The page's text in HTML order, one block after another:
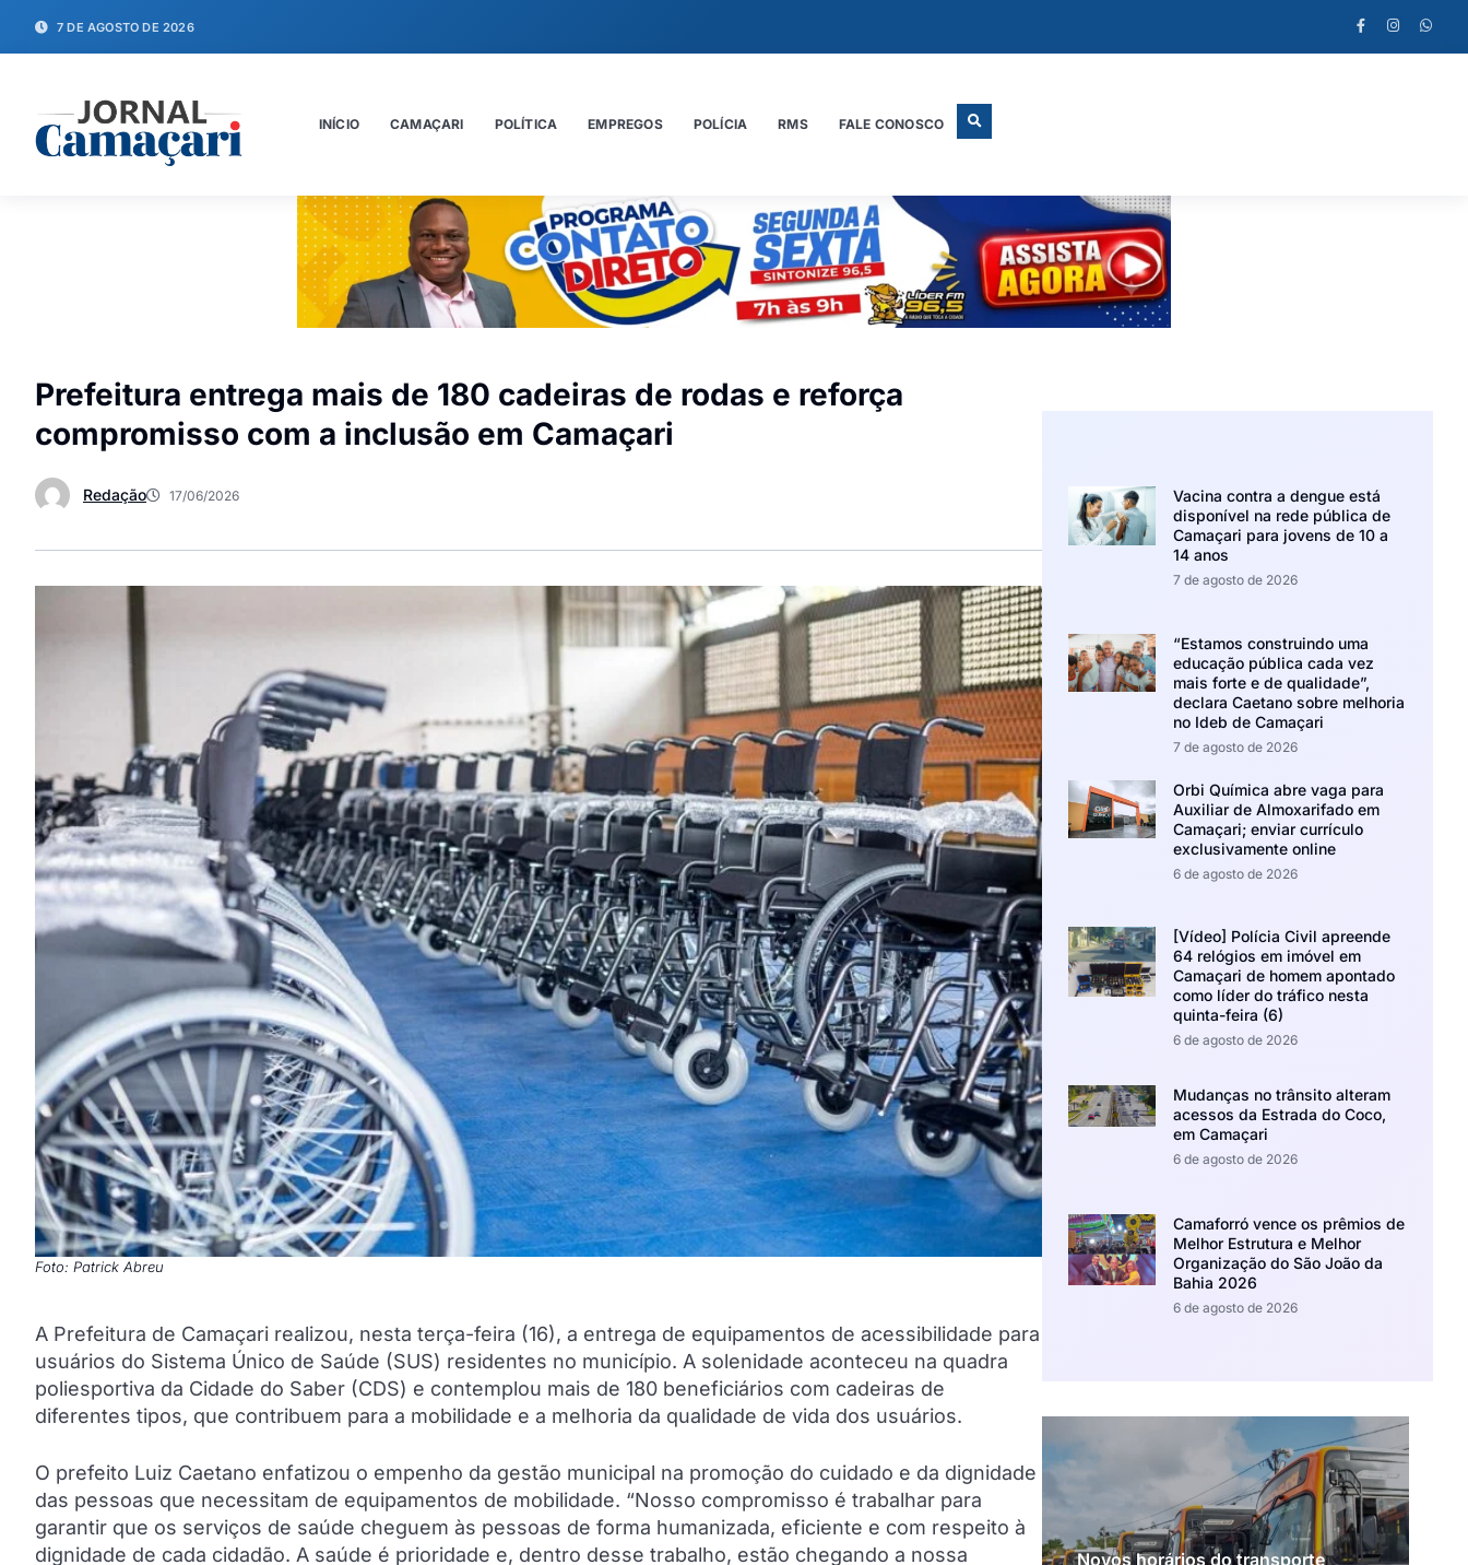
7 DE AGOSTO DE 2026
INÍCIO CAMAÇARI POLÍTICA EMPREGOS POLÍCIA RMS FALE CONOSCO
Prefeitura entrega mais de 180 cadeiras de rodas e reforça
compromisso com a inclusão em Camaçari
Redação 17/06/2026
Foto: Patrick Abreu
A Prefeitura de Camaçari realizou, nesta terça-feira (16), a entrega de equipamentos de acessibilidade para
usuários do Sistema Único de Saúde (SUS) residentes no município. A solenidade aconteceu na quadra
poliesportiva da Cidade do Saber (CDS) e contemplou mais de 180 beneficiários com cadeiras de
diferentes tipos, que contribuem para a mobilidade e a melhoria da qualidade de vida dos usuários.
O prefeito Luiz Caetano enfatizou o empenho da gestão municipal na promoção do cuidado e da dignidade
das pessoas que necessitam de equipamentos de mobilidade. “Nosso compromisso é trabalhar para
garantir que os serviços de saúde cheguem às pessoas de forma humanizada, eficiente e com respeito à
dignidade de cada cidadão. A saúde é prioridade e, dentro desse trabalho, estão chegando a nossa
Vacina contra a dengue está
disponível na rede pública de
Camaçari para jovens de 10 a
14 anos
7 de agosto de 2026
“Estamos construindo uma
educação pública cada vez
mais forte e de qualidade”,
declara Caetano sobre melhoria
no Ideb de Camaçari
7 de agosto de 2026
Orbi Química abre vaga para
Auxiliar de Almoxarifado em
Camaçari; enviar currículo
exclusivamente online
6 de agosto de 2026
[Vídeo] Polícia Civil apreende
64 relógios em imóvel em
Camaçari de homem apontado
como líder do tráfico nesta
quinta-feira (6)
6 de agosto de 2026
Mudanças no trânsito alteram
acessos da Estrada do Coco,
em Camaçari
6 de agosto de 2026
Camaforró vence os prêmios de
Melhor Estrutura e Melhor
Organização do São João da
Bahia 2026
6 de agosto de 2026
Novos horários do transporte